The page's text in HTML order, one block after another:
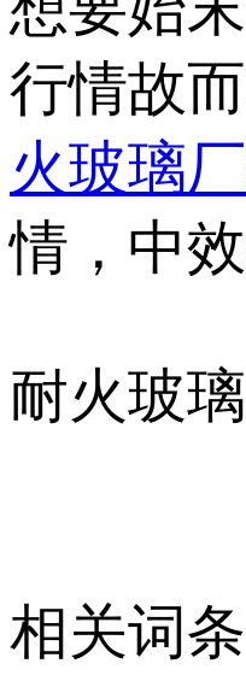
行情故
火玻璃
情，中
耐火玻
相关词